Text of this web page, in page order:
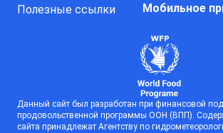
Полезные ссылки
Мобильное
Данный сайт был разработан при финансовой
продовольственной программы ООН (ВПП).
сайта принадлежат Агентству по